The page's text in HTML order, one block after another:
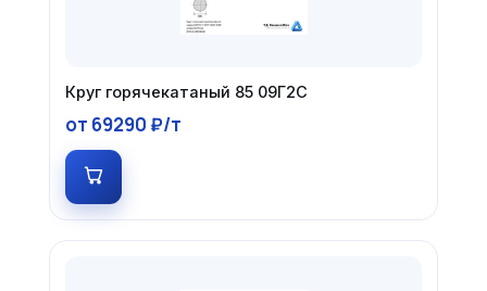
Круг горячекатаный 85 09Г2С
от 69290 ₽/т